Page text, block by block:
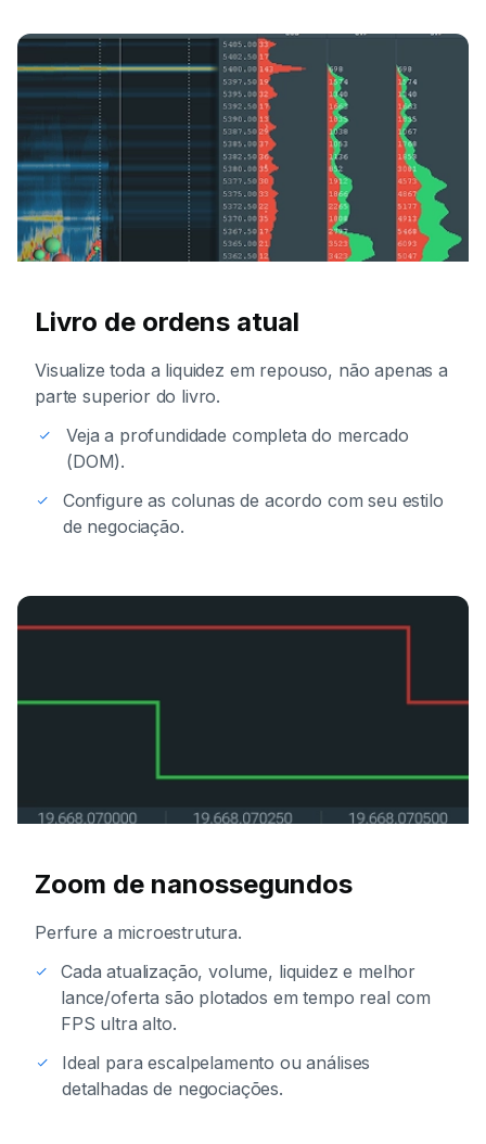
Livro de ordens atual
Visualize toda a liquidez em repouso, não apenas a
parte superior do livro.
Veja a profundidade completa do mercado
(DOM).
Configure as colunas de acordo com seu estilo
de negociação.
Zoom de nanossegundos
Perfure a microestrutura.
Cada atualização, volume, liquidez e melhor
lance/oferta são plotados em tempo real com
FPS ultra alto.
Ideal para escalpelamento ou análises
detalhadas de negociações.